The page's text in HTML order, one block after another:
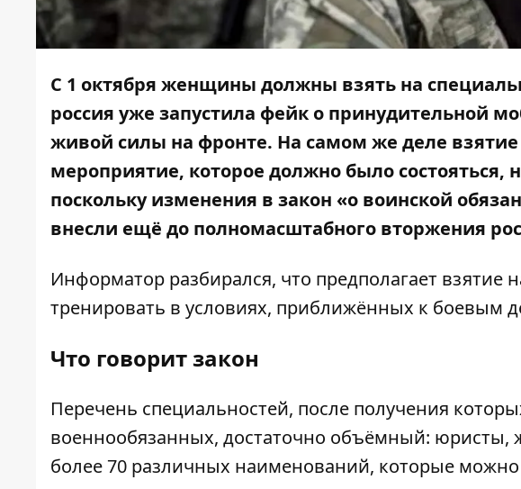
С 1 октября женщины должны взять на
россия уже запустила фейк о принудительной
живой силы на фронте. На самом же деле
мероприятие, которое должно было состояться,
поскольку изменения в закон «о воинской
внесли ещё до полномасштабного вторжения
Информатор разбирался, что предполагает
тренировать в условиях, приближённых к боевым
Что говорит закон
Перечень специальностей, после получения
военнообязанных, достаточно объёмный:
более 70 различных наименований, которые можно